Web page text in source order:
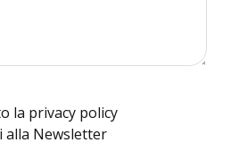
la privacy policy
alla Newsletter